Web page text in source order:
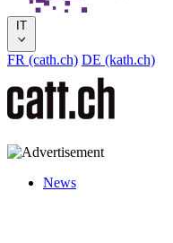
IT
FR (cath.ch) DE (kath.ch)
News